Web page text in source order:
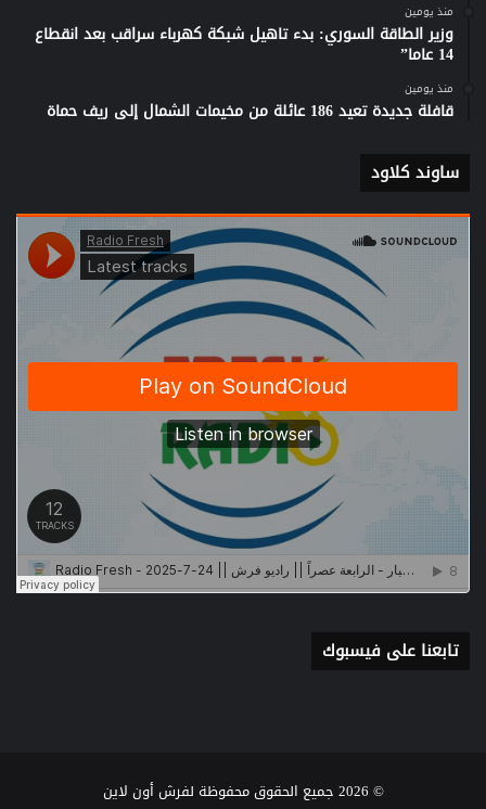
منذ يومين
وزير الطاقة السوري: بدء تاهيل شبكة كهرباء سراقب بعد انقطاع
14 عاما”
منذ يومين
قافلة جديدة تعيد 186 عائلة من مخيمات الشمال إلى ريف حماة
ساوند كلاود
تابعنا على فيسبوك
© 2026 جميع الحقوق محفوظة لفرش أون لاين